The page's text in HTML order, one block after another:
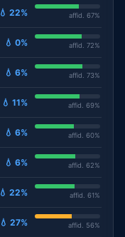
💧 22% affid. 67%
💧 0% affid. 72%
💧 6% affid. 73%
💧 11% affid. 69%
💧 6% affid. 60%
💧 6% affid. 62%
💧 22% affid. 61%
💧 27% affid. 56%